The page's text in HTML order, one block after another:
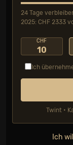
24 Tage
2025: CHF 2333
CHF
10
Ich
Twint •
Ich